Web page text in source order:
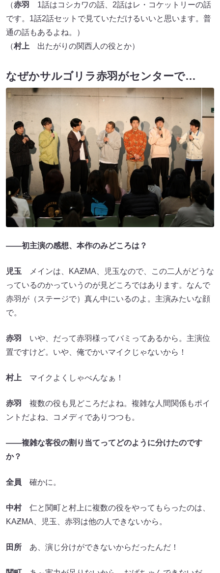
（赤羽
1話はコシカワの話、2話はレ・コケットリーの話
です。1話2話セットで見ていただけるいいと思います。普
通の話もあるよね。）
（村上 出たがりの関西人の役とか）
なぜかサルゴリラ赤羽がセンターで…
――初主演の感想、本作のみどころは？
児玉 メインは、KAƵMA、児玉なので、この二人がどうな
っているのかっていうのが見どころではあります。なんで
赤羽が（ステージで）真ん中にいるのよ。主演みたいな顔
で。
赤羽
いや、だって赤羽様ってバミってあるから。主演位
置ですけど。いや、俺でかいマイクじゃないから！
村上 マイクよくしゃべんなぁ！
赤羽
複数の役も見どころだよね。複雑な人間関係もポイ
ントだよね、コメディでありつつも。
――複雑な客役の割り当てってどのように分けたのです
か？
全員 確かに。
中村仁と関町と村上に複数の役をやってもらったのは、
KAƵMA、児玉、赤羽は他の人できないから。
田所 あ、演じ分けができないからだったんだ！